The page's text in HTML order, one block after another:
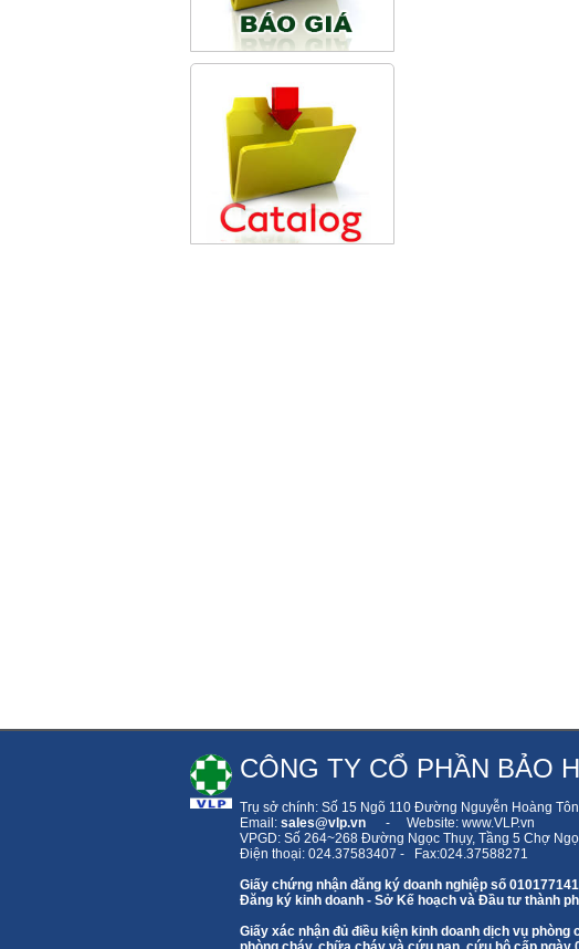
CÔNG TY CỔ PHẦN BẢO
Trụ sở chính: Số 15 Ngõ 110 Đường Nguyễn Hoàng
Email: sales@vlp.vn - Website: www.VLP.vn
VPGD: Số 264~268 Đường Ngọc Thụy, Tầng 5 Chợ
Điện thoại: 024.37583407 - Fax:024.37588271
Giấy chứng nhận đăng ký doanh nghiệp số
Đăng ký kinh doanh - Sở Kế hoạch và Đầu tư thành
Giấy xác nhận đủ điều kiện kinh doanh dịch vụ